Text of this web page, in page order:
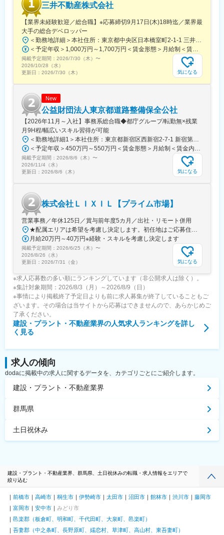
給され、1時間・半休単位での取得も可能です。
◎住宅手当（賃貸20％支給、上限2万円）※社内規定あり
◎退職金制度、財形貯蓄、3大疾病サポート保険
■組織構成・キャリアパス
配属いただく部署では支店長、副支店長、課長、メンバーで構
成。将来的には営業リーダーやマネジメントへのステップアップ
も可能。安定した環境で長期的なキャリアを築けます。
■企業魅力
建築資材の専門商社として1920年創業という歴史がありながら名
証プレミア上場の岡谷鋼機株式会社100%出資子会社の安定基盤の
ある同社。管工機材や住宅設備機器の供給を通じて建築業界を支
え、安定した経営基盤を確立。研修制度や福利厚生を整え、社員
の成長と働きやすさを重視しています。
変更の範囲：会社の定める業務
三井不動産株式会社
【業界未経験歓迎／総合職】※応募締切9月17日(木)18時迄／業界最
大手の総合デベロッパー
掲載予定期間： 2026/7/30（木） 〜
2026/10/28（水）
更新日： 2026/7/30（木） 気になる
New
公益財団法人東京都道路整備保全公社
【2026年11月～入社】事務系総合職◆都庁グループ/転勤無×残業
月9H程/幅広いスキル習得が可能
掲載予定期間： 2026/8/6（木） 〜
2026/11/4（水）
更新日： 2026/8/6（木） 気になる
株式会社ＬＩＸＩＬ【プライム市場】
営業事務／年休125日／賞与前年度5カ月／出社・リモート併用
月給20万円～40万円※経験・スキルを考慮し決定します
掲載予定期間： 2026/6/25（木） 〜
2026/8/26（水）
更新日： 2026/7/31（金） 気になる
※求人応募数の多い順にランキングしています（非公開求人は除く）。
※集計対象期間：2026/8/3（月）～2026/8/9（日）
※事情により掲載終了予定日よりも前に求人募集が終了していることもご
ざいます。その場合は当サイトから応募はできませんので、あらかじめご
了承ください。
建設・プラント・不動産業界の人気求人ランキングを詳し
く見る
求人の傾向
dodaに掲載中の求人に関するデータを、カテゴリごとにご紹介します。
建設・プラント・不動産業界
群馬県
土日祝休み
建設・プラント・不動産業界、群馬県、土日祝休みの転職・求人情報をエリアで
絞り込む
前橋市 高崎市 桐生市 伊勢崎市 太田市 沼田市 館林市 渋川市
藤岡市
富岡市
安中市
みどり市
邑楽郡（板倉町、明和町、千代田町、大泉町、邑楽町）
吾妻郡（中之条町、長野原町、嬬恋村、草津町、高山村、東吾妻町）